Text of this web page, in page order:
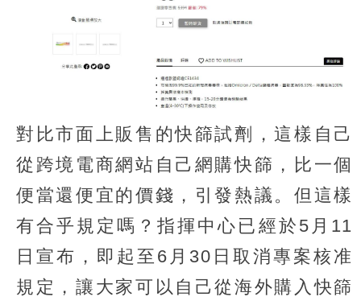
對比市面上販售的快篩試劑，這樣自己
從跨境電商網站自己網購快篩，比一個
便當還便宜的價錢，引發熱議。但這樣
有合乎規定嗎？指揮中心已經於5月11
日宣布，即起至6月30日取消專案核准
規定，讓大家可以自己從海外購入快篩